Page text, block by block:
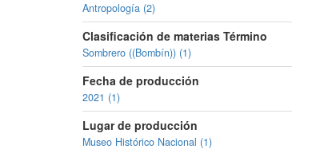
Antropología (2)
Clasificación de materias Término
Sombrero ((Bombín)) (1)
Fecha de producción
2021 (1)
Lugar de producción
Museo Histórico Nacional (1)